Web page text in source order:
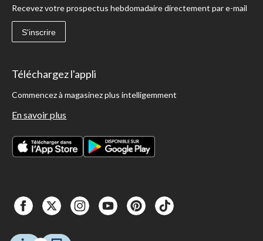
Recevez votre prospectus hebdomadaire directement par e-mail
S'inscrire
Téléchargez l'appli
Commencez à magasinez plus intelligemment
En savoir plus